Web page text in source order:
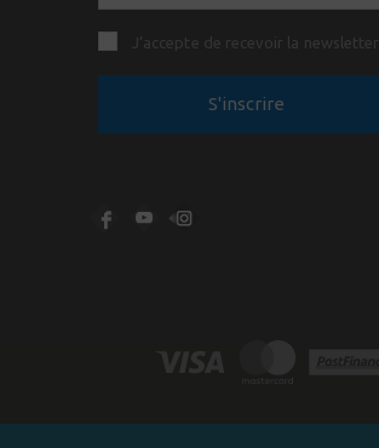
J’accepte de recevoir la newsletter
S'inscrire